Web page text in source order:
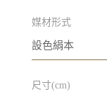
媒材形式
設色絹本
尺寸(cm)